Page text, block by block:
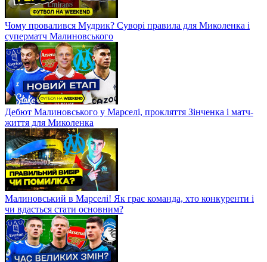
Чому провалився Мудрик? Суворі правила для Миколенка і
суперматч Малиновського
Дебют Малиновського у Марселі, прокляття Зінченка і матч-
життя для Миколенка
Малиновський в Марселі! Як грає команда, хто конкуренти і
чи вдасться стати основним?